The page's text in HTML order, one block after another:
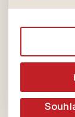
zboží apod.
zájmům,
Pořízení